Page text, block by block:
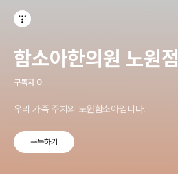
함소아한의원 노원점
구독자 0
우리 가족 주치의 노원함소아입니다.
구독하기